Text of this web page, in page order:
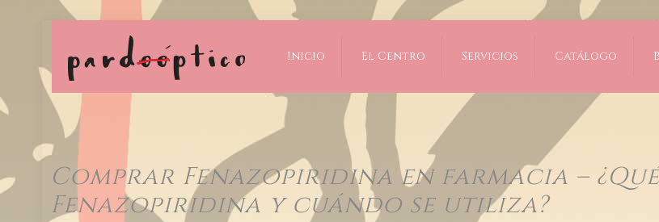
Inicio El Centro Servicios Catálogo
Comprar Fenazopiridina​ en farmacia –
Fenazopiridina y cuándo se utiliza?